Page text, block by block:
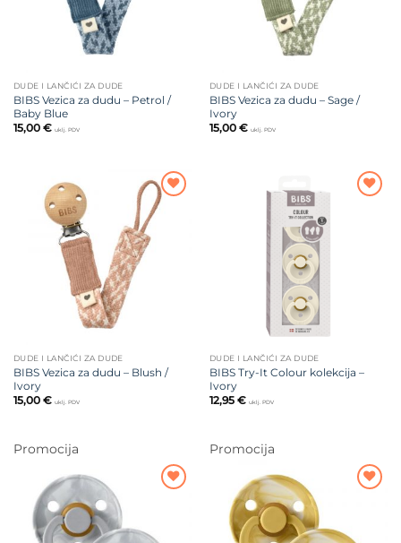
DUDE I LANČIĆI ZA DUDE
BIBS Vezica za dudu – Petrol /
Baby Blue
15,00 € uklj. PDV
DUDE I LANČIĆI ZA DUDE
BIBS Vezica za dudu – Sage /
Ivory
15,00 € uklj. PDV
Dodajte
na listu
DUDE I LANČIĆI ZA DUDE
BIBS Vezica za dudu – Blush /
Ivory
15,00 € uklj. PDV
DUDE I LANČIĆI ZA DUDE
BIBS Try-It Colour kolekcija –
Ivory
12,95 € uklj. PDV
Promocija Promocija